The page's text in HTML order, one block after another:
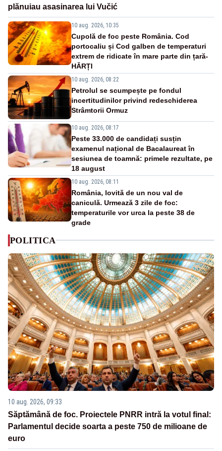
plănuiau asasinarea lui Vučić
10 aug. 2026, 10:35
Cupolă de foc peste România. Cod
portocaliu și Cod galben de temperaturi
extrem de ridicate în mare parte din țară-
HĂRȚI
10 aug. 2026, 08:22
Petrolul se scumpește pe fondul
incertitudinilor privind redeschiderea
Strâmtorii Ormuz
10 aug. 2026, 08:17
Peste 33.000 de candidați susțin
examenul național de Bacalaureat în
sesiunea de toamnă: primele rezultate, pe
18 august
10 aug. 2026, 08:11
România, lovită de un nou val de
caniculă. Urmează 3 zile de foc:
temperaturile vor urca la peste 38 de
grade
POLITICA
10 aug. 2026, 09:33
Săptămână de foc. Proiectele PNRR intră la votul final:
Parlamentul decide soarta a peste 750 de milioane de
euro